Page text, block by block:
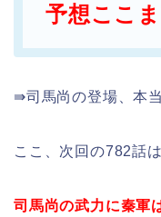
予想ここま
⇛司馬尚の登場、本
ここ、次回の782話
司馬尚の武力に秦軍